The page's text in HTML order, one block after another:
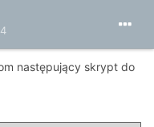
następujący skrypt do